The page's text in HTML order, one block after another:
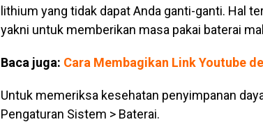
lithium yang tidak dapat Anda ganti-ganti. Hal
yakni untuk memberikan masa pakai baterai
Baca juga: Cara Membagikan Link Youtube
Untuk memeriksa kesehatan penyimpanan
Pengaturan Sistem > Baterai.